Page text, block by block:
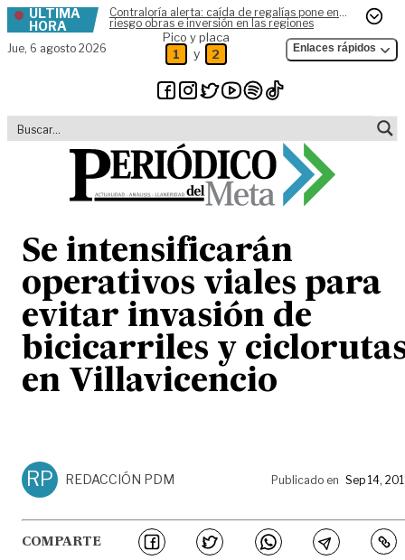
Skip to content
ÚLTIMA
HORA
Contraloría alerta: caída de regalías pone en
riesgo obras e inversión en las regiones
Jue, 6 agosto 2026
Pico y placa
1 y 2 Enlaces rápidos
Se intensificarán
operativos viales para
evitar invasión de
bicicarriles y
en Villavicencio
RP REDACCIÓN PDM Publicado en Sep 14,
COMPARTE